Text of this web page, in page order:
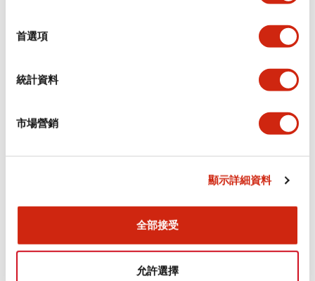
首選項
統計資料
市場營銷
顯示詳細資料
全部接受
允許選擇
機械規格
Flush Silhouette LW系列 控制元件 (英文版)
1.23MB